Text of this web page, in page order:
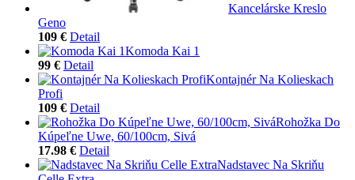
Kancelárske Kreslo
Geno
109 € Detail
Komoda Kai 1
99 € Detail
Kontajnér Na Kolieskach
Profi
109 € Detail
Rohožka Do
Kúpeľne Uwe, 60/100cm, Sivá
17.98 € Detail
Nadstavec Na Skriňu